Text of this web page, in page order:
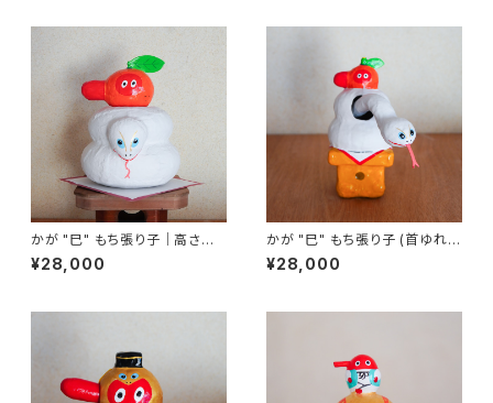
かが "巳" もち張り子｜高さ約2
5cm
¥28,000
かが "巳" もち張り子 (首ゆれ)
｜高さ約22cm
¥28,000